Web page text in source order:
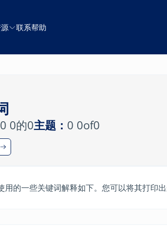
联系帮助
0 0的0主题： 0 0of0
用的一些关键词解释如下。您可以将其打印